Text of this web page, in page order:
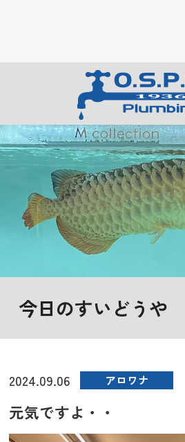
今日のすいどうや
2024.09.06 アロワナ
元気ですよ・・